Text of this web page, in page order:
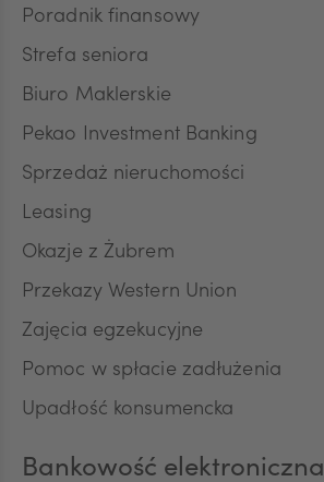
SEK
TRY
Poradnik finansowy
Strefa seniora
Biuro Maklerskie
Pekao Investment Banking
Sprzedaż nieruchomości
Leasing
Okazje z Żubrem
Przekazy Western Union
Zajęcia egzekucyjne
Pomoc w spłacie zadłużenia
Upadłość konsumencka
Bankowość elektroniczna